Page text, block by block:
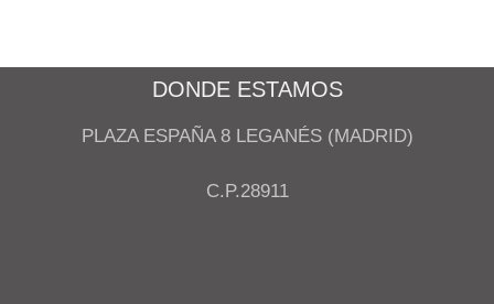
DONDE ESTAMOS
PLAZA ESPAÑA 8 LEGANÉS (MADRID)
C.P.28911